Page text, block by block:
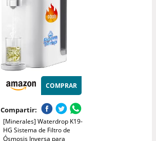
COMPRAR
Compartir:
[Minerales] Waterdrop K19-
HG Sistema de Filtro de
Ósmosis Inversa para